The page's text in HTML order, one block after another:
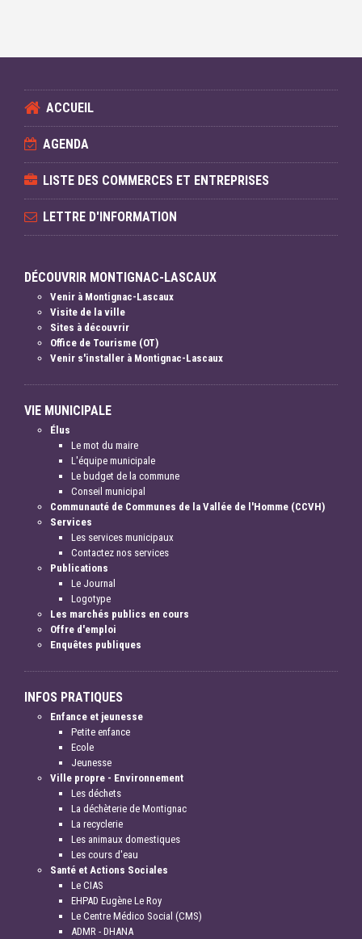
ACCUEIL
AGENDA
LISTE DES COMMERCES ET ENTREPRISES
LETTRE D'INFORMATION
DÉCOUVRIR MONTIGNAC-LASCAUX
Venir à Montignac-Lascaux
Visite de la ville
Sites à découvrir
Office de Tourisme (OT)
Venir s'installer à Montignac-Lascaux
VIE MUNICIPALE
Élus
Le mot du maire
L'équipe municipale
Le budget de la commune
Conseil municipal
Communauté de Communes de la Vallée de l'Homme (CCVH)
Services
Les services municipaux
Contactez nos services
Publications
Le Journal
Logotype
Les marchés publics en cours
Offre d'emploi
Enquêtes publiques
INFOS PRATIQUES
Enfance et jeunesse
Petite enfance
Ecole
Jeunesse
Ville propre - Environnement
Les déchets
La déchèterie de Montignac
La recyclerie
Les animaux domestiques
Les cours d'eau
Santé et Actions Sociales
Le CIAS
EHPAD Eugène Le Roy
Le Centre Médico Social (CMS)
ADMR - DHANA